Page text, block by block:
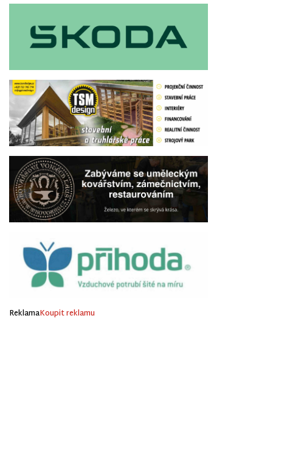
ReklamaKoupit reklamu